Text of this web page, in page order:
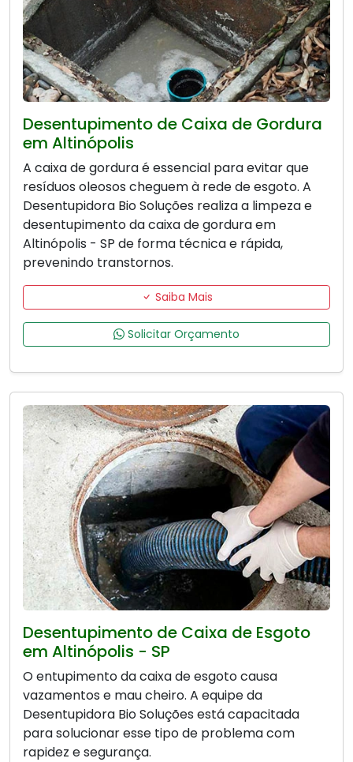
Desentupimento de Caixa de Gordura
em Altinópolis
A caixa de gordura é essencial para evitar que
resíduos oleosos cheguem à rede de esgoto. A
Desentupidora Bio Soluções realiza a limpeza e
desentupimento da caixa de gordura em
Altinópolis - SP de forma técnica e rápida,
prevenindo transtornos.
Saiba Mais
Solicitar Orçamento
Desentupimento de Caixa de Esgoto
em Altinópolis - SP
O entupimento da caixa de esgoto causa
vazamentos e mau cheiro. A equipe da
Desentupidora Bio Soluções está capacitada
para solucionar esse tipo de problema com
rapidez e segurança.